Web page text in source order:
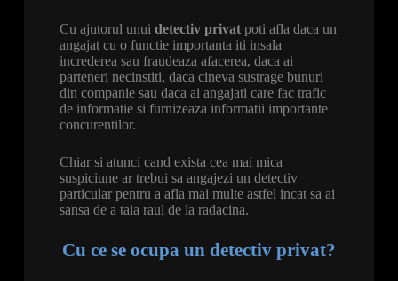
Cu ajutorul unui detectiv privatpoti afla daca un
angajat cu o functie importanta iti insala
increderea sau fraudeaza afacerea, daca ai
parteneri necinstiti, daca cineva sustrage bunuri
din companie sau daca ai angajati care fac trafic
de informatie si furnizeaza informatii importante
concurentilor.
Chiar si atunci cand exista cea mai mica
suspiciune ar trebui sa angajezi un detectiv
particular pentru a afla mai multe astfel incat sa ai
sansa de a taia raul de la radacina.
Cu ce se ocupa un detectiv privat?